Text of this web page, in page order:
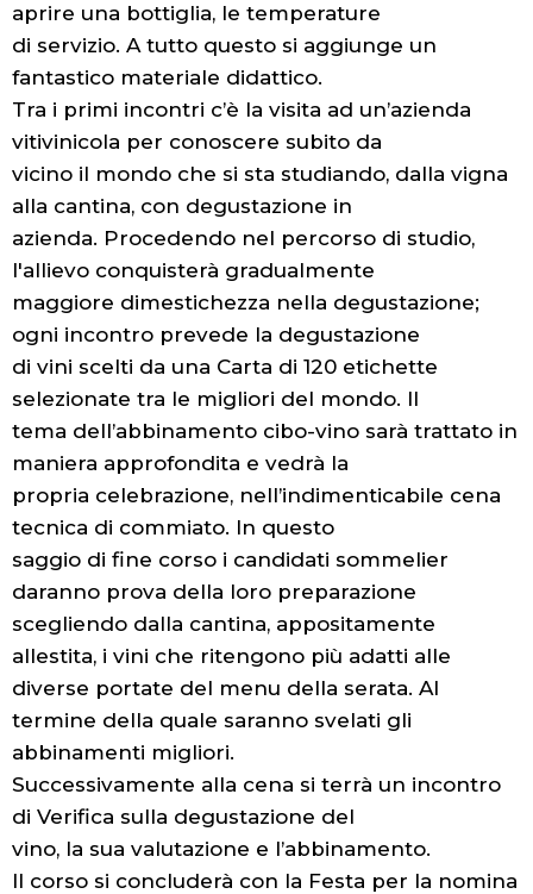
aprire una bottiglia, le temperature
di servizio. A tutto questo si aggiunge un
fantastico materiale didattico.
Tra i primi incontri c’è la visita ad un’azienda
vitivinicola per conoscere subito da
vicino il mondo che si sta studiando, dalla vigna
alla cantina, con degustazione in
azienda. Procedendo nel percorso di studio,
l'allievo conquisterà gradualmente
maggiore dimestichezza nella degustazione;
ogni incontro prevede la degustazione
di vini scelti da una Carta di 120 etichette
selezionate tra le migliori del mondo. Il
tema dell’abbinamento cibo-vino sarà trattato in
maniera approfondita e vedrà la
propria celebrazione, nell’indimenticabile cena
tecnica di commiato. In questo
saggio di fine corso i candidati sommelier
daranno prova della loro preparazione
scegliendo dalla cantina, appositamente
allestita, i vini che ritengono più adatti alle
diverse portate del menu della serata. Al
termine della quale saranno svelati gli
abbinamenti migliori.
Successivamente alla cena si terrà un incontro
di Verifica sulla degustazione del
vino, la sua valutazione e l’abbinamento.
Il corso si concluderà con la Festa per la nomina